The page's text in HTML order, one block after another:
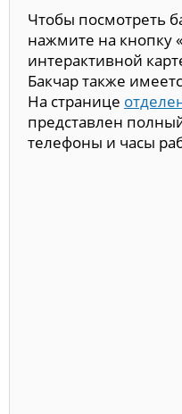
Чтобы посмотреть
нажмите на кнопку
интерактивной
Бакчар также
На странице
представлен
телефоны и часы